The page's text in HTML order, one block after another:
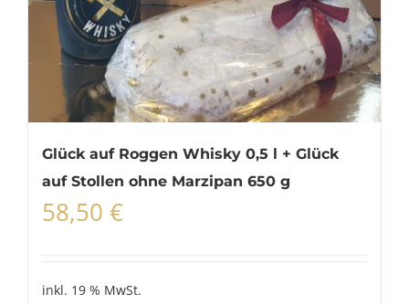
Glück auf Roggen Whisky 0,5 l + Glück
auf Stollen ohne Marzipan 650 g
58,50 €
inkl. 19 % MwSt.